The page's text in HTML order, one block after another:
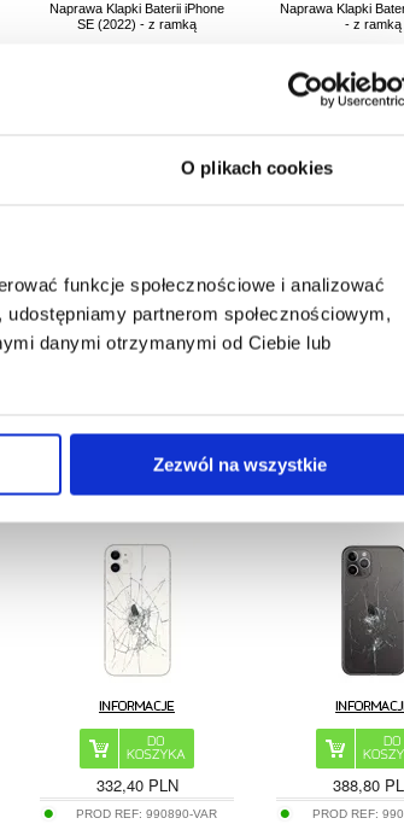
O plikach cookies
funkcje społecznościowe i analizować
partnerom społecznościowym,
danymi otrzymanymi od Ciebie lub
Zezwól na wszystkie
Naprawa Klapki Baterii iPhone
SE (2022) - z ramką
276,00 PLN
PROD REF: 993632-VAR
Naprawa Klapki
- z ramką
388,80 PLN
Naprawa tylnej obudowy telefonu
332,40 PLN
PROD REF: 990890-VAR
Naprawa tylnej
iPhone 11 Pro -
388,80
PROD REF: